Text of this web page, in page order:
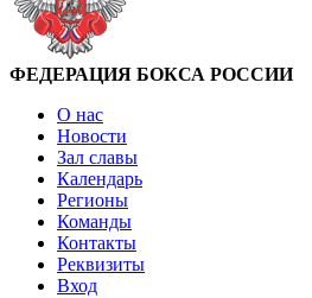
ФЕДЕРАЦИЯ БОКСА РОССИИ
О нас
Новости
Зал славы
Календарь
Регионы
Команды
Контакты
Реквизиты
Вход